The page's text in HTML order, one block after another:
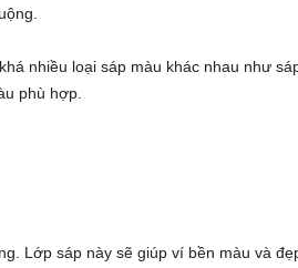
nhiều loại sáp màu khác nhau như
phù hợp.
Lớp sáp này sẽ giúp ví bền màu và